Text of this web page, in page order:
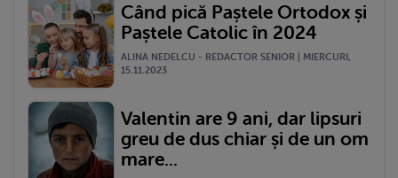
Când pică Paștele Ortodox și
Paștele Catolic în 2024
ALINA NEDELCU - REDACTOR SENIOR | MIERCURI,
15.11.2023
Valentin are 9 ani, dar lipsuri
greu de dus chiar și de un om
mare...